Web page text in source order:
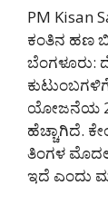
PM Kisan
ಕಂತಿನ ಹಣ
ಬೆಂಗಳೂರು:
ಯೋಜನೆಯ
ಹೆಚ್ಚಾಗಿದೆ.
ತಿಂಗಳ
ಇದೆ ಎಂದು